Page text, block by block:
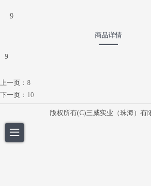
9
商品详情
9
上一页： 8
下一页： 10
版权所有(C)三威实业（珠海）有